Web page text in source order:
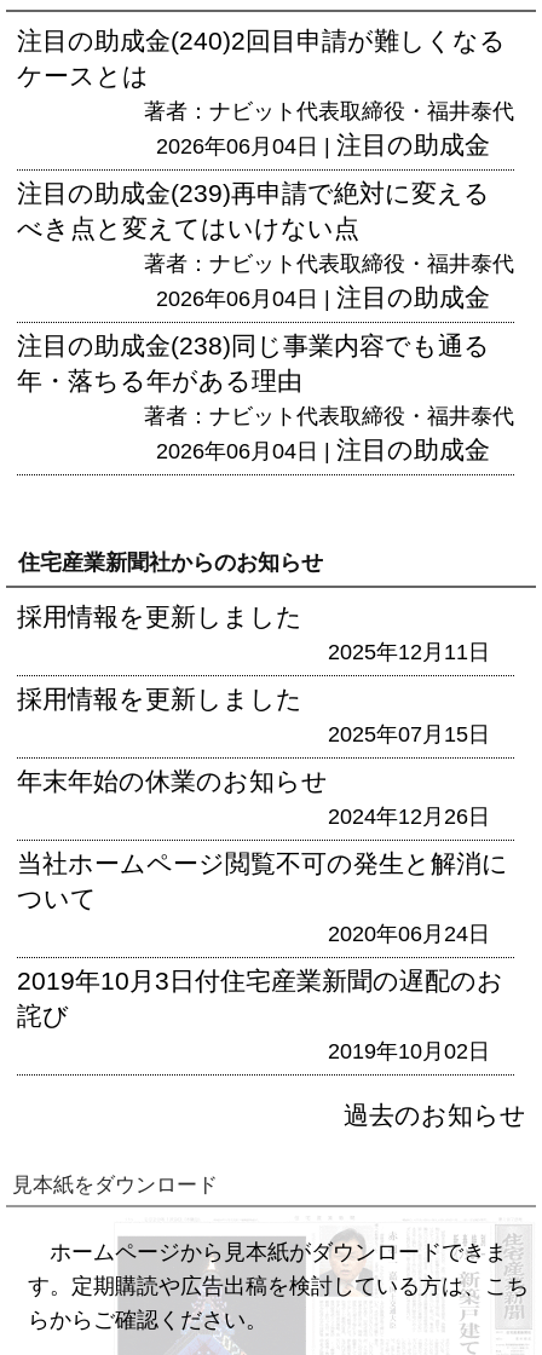
注目の助成金(240)2回目申請が難しくなる
ケースとは
著者：ナビット代表取締役・福井泰代
2026年06月04日 | 注目の助成金
注目の助成金(239)再申請で絶対に変える
べき点と変えてはいけない点
著者：ナビット代表取締役・福井泰代
2026年06月04日 | 注目の助成金
注目の助成金(238)同じ事業内容でも通る
年・落ちる年がある理由
著者：ナビット代表取締役・福井泰代
2026年06月04日 | 注目の助成金
住宅産業新聞社からのお知らせ
採用情報を更新しました
2025年12月11日
採用情報を更新しました
2025年07月15日
年末年始の休業のお知らせ
2024年12月26日
当社ホームページ閲覧不可の発生と解消に
ついて
2020年06月24日
2019年10月3日付住宅産業新聞の遅配のお
詫び
2019年10月02日
過去のお知らせ
見本紙をダウンロード
ホームページから見本紙がダウンロードできま
す。定期購読や広告出稿を検討している方は、こち
らからご確認ください。